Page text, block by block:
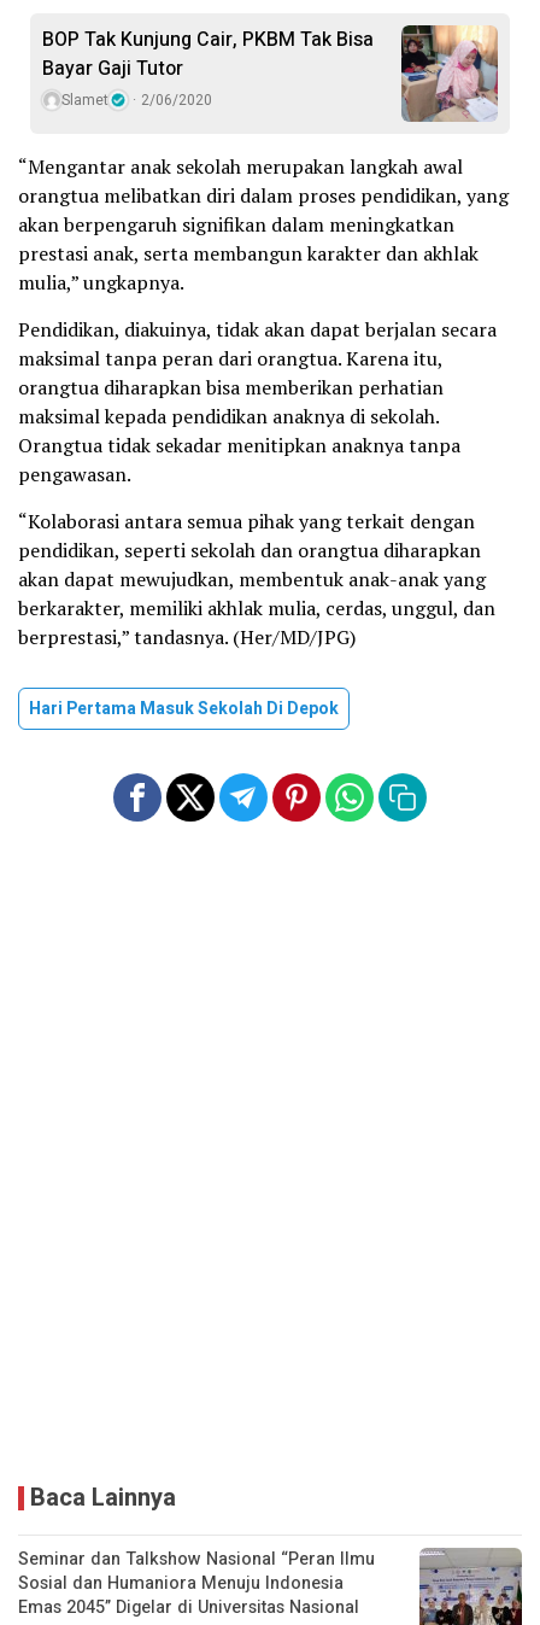
BOP Tak Kunjung Cair, PKBM Tak Bisa
Bayar Gaji Tutor
Slamet 2/06/2020
“Mengantar anak sekolah merupakan langkah awal
orangtua melibatkan diri dalam proses pendidikan, yang
akan berpengaruh signifikan dalam meningkatkan
prestasi anak, serta membangun karakter dan akhlak
mulia,” ungkapnya.
Pendidikan, diakuinya, tidak akan dapat berjalan secara
maksimal tanpa peran dari orangtua. Karena itu,
orangtua diharapkan bisa memberikan perhatian
maksimal kepada pendidikan anaknya di sekolah.
Orangtua tidak sekadar menitipkan anaknya tanpa
pengawasan.
“Kolaborasi antara semua pihak yang terkait dengan
pendidikan, seperti sekolah dan orangtua diharapkan
akan dapat mewujudkan, membentuk anak-anak yang
berkarakter, memiliki akhlak mulia, cerdas, unggul, dan
berprestasi,” tandasnya. (Her/MD/JPG)
Hari Pertama Masuk Sekolah Di Depok
Baca Lainnya
Seminar dan Talkshow Nasional “Peran Ilmu
Sosial dan Humaniora Menuju Indonesia
Emas 2045” Digelar di Universitas Nasional